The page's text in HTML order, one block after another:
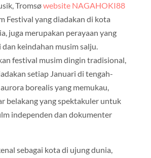
Tromsøwebsite NAGAHOKI88
Festival yang diadakan di kota
juga merupakan perayaan yang
dan keindahan musim salju.
festival musim dingin tradisional,
setiap Januari di tengah-
borealis yang memukau,
belakang yang spektakuler untuk
independen dan dokumenter
sebagai kota di ujung dunia,